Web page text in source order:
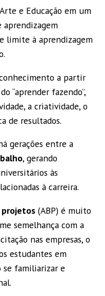
e Educação em um
aprendizagem
limite à aprendizagem
a partir
“aprender fazendo”,
a criatividade, o
de resultados.
gerações entre a
, gerando
às
à carreira.
projetos (ABP) é muito
semelhança com a
nas empresas, o
estudantes em
se familiarizar e